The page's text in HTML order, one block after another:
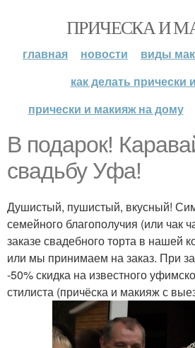
ПРИЧЕСКА И
главная новости
виды
как делать прически
прически и макияж на дому
В подарок!
свадьбу Уфа!
Душистый, пушистый, вкусный!
семейного благополучия (или чак
заказе свадебного торта в нашей
или мы принимаем на заказ. При
-50% скидка на известного
стилиста (причёска и макияж с